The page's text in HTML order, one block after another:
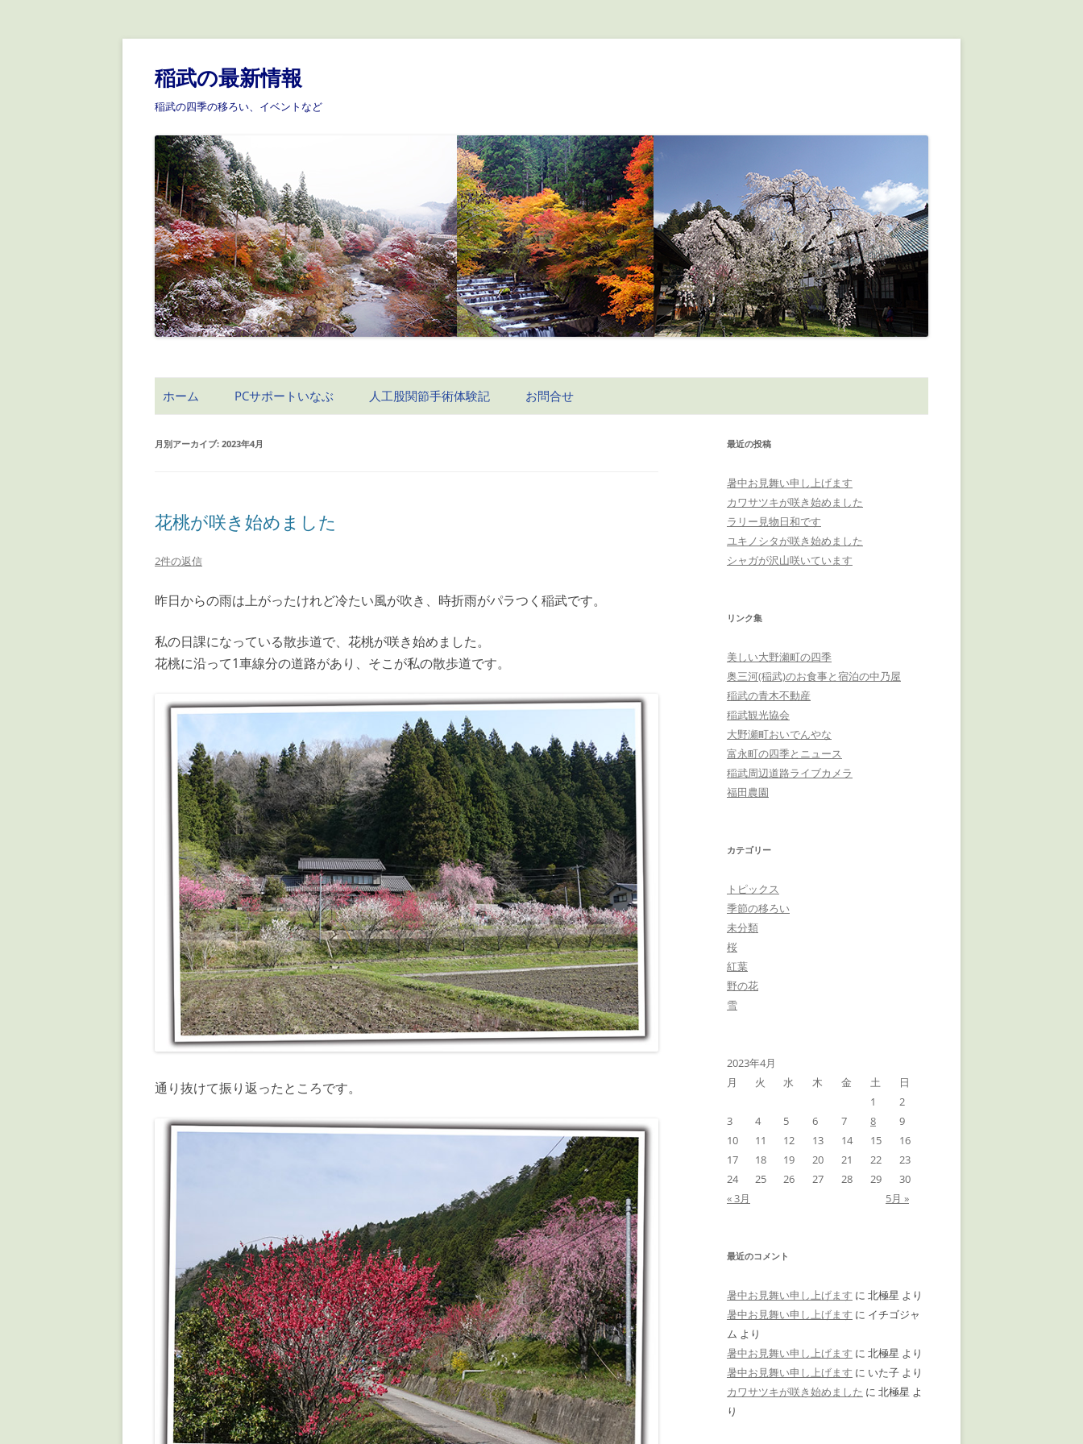
稲武の最新情報
稲武の四季の移ろい、イベントなど
コ
ン
ホーム PCサポートいなぶ 人工股関節手術体験記 お問合せ
月別アーカイブ: 2023年4月
花桃が咲き始めました
2件の返信
昨日からの雨は上がったけれど冷たい風が吹き、時折雨がパラつく稲武です。
私の日課になっている散歩道で、花桃が咲き始めました。
花桃に沿って1車線分の道路があり、そこが私の散歩道です。
通り抜けて振り返ったところです。
最近の投稿
暑中お見舞い申し上げます
カワサツキが咲き始めました
ラリー見物日和です
ユキノシタが咲き始めました
シャガが沢山咲いています
リンク集
美しい大野瀬町の四季
奥三河(稲武)のお食事と宿泊の中乃屋
稲武の青木不動産
稲武観光協会
大野瀬町おいでんやな
富永町の四季とニュース
稲武周辺道路ライブカメラ
福田農園
カテゴリー
トピックス
季節の移ろい
未分類
桜
紅葉
野の花
雪
2023年4月
月
火 水 木 金 土
日
1
2
3
4 5 6 7 8
9
10
11 12 13 14 15
16
17
18 19 20 21 22
23
24
25 26 27 28 29
30
« 3月
5月 »
最近のコメント
暑中お見舞い申し上げます に 北極星 より
暑中お見舞い申し上げます に イチゴジャ
ム より
暑中お見舞い申し上げます に 北極星 より
暑中お見舞い申し上げます に いた子 より
カワサツキが咲き始めました に 北極星 よ
り